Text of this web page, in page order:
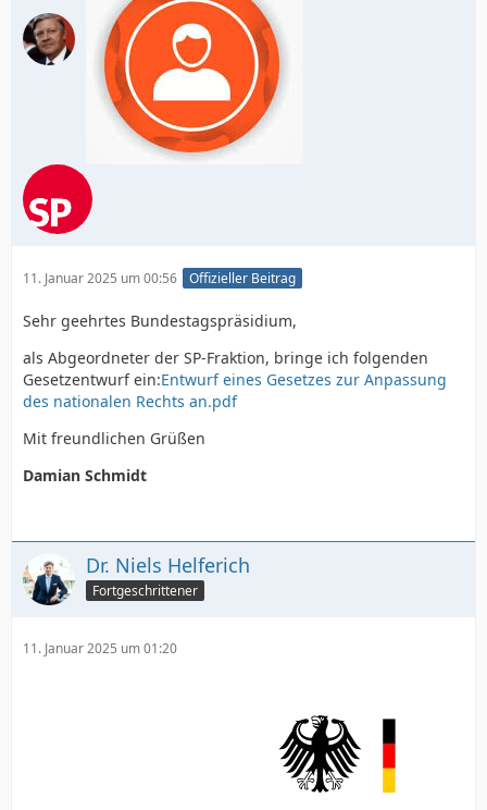
11. Januar 2025 um 00:56 Offizieller Beitrag
Sehr geehrtes Bundestagspräsidium,
als Abgeordneter der SP-Fraktion, bringe ich folgenden
Gesetzentwurf ein:Entwurf eines Gesetzes zur Anpassung
des nationalen Rechts an.pdf
Mit freundlichen Grüßen
Damian Schmidt
Dr. Niels Helferich
Fortgeschrittener
11. Januar 2025 um 01:20